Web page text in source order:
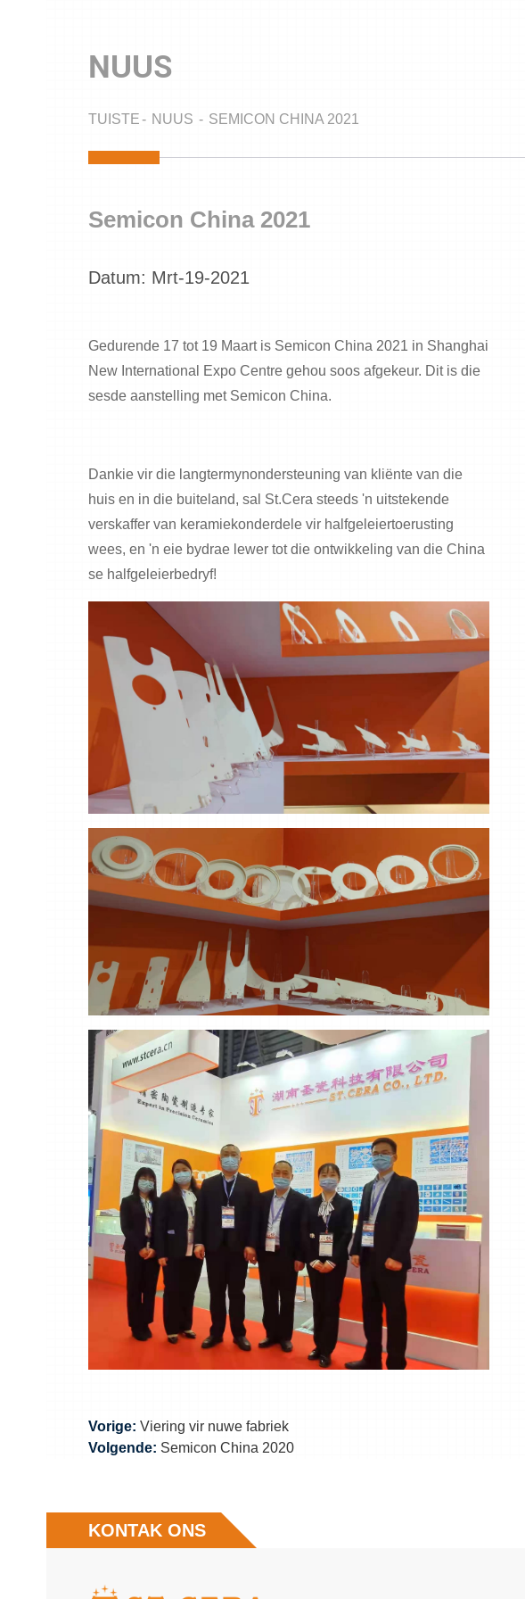
NUUS
TUISTE NUUS SEMICON CHINA 2021
Semicon China 2021
Datum: Mrt-19-2021
Gedurende 17 tot 19 Maart is Semicon China 2021 in Shanghai
New International Expo Centre gehou soos afgekeur. Dit is die
sesde aanstelling met Semicon China.
Dankie vir die langtermynondersteuning van kliënte van die
huis en in die buiteland, sal St.Cera steeds 'n uitstekende
verskaffer van keramiekonderdele vir halfgeleiertoerusting
wees, en 'n eie bydrae lewer tot die ontwikkeling van die China
se halfgeleierbedryf!
Vorige: Viering vir nuwe fabriek
Volgende: Semicon China 2020
KONTAK ONS